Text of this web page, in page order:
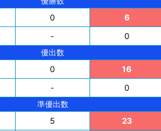
0 6
- 0
優出数
0 16
- 0
準優出数
5 23